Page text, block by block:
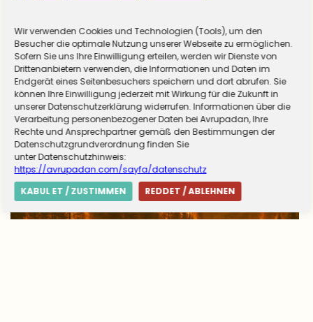
Almanya zorunlu askerliğe hazırlanıyor! Sivil
hizmet için düğmeye basıldı
Wir verwenden Cookies und Technologien (Tools), um den
Besucher die optimale Nutzung unserer Webseite zu ermöglichen.
Sofern Sie uns Ihre Einwilligung erteilen, werden wir Dienste von
Drittenanbietern verwenden, die Informationen und Daten im
Endgerät eines Seitenbesuchers speichern und dort abrufen. Sie
können Ihre Einwilligung jederzeit mit Wirkung für die Zukunft in
unserer Datenschutzerklärung widerrufen. Informationen über die
Verarbeitung personenbezogener Daten bei Avrupadan, Ihre
Rechte und Ansprechpartner gemäß den Bestimmungen der
Datenschutzgrundverordnung finden Sie
unter Datenschutzhinweis:
https://avrupadan.com/sayfa/datenschutz
KABUL ET / ZUSTIMMEN
REDDET / ABLEHNEN